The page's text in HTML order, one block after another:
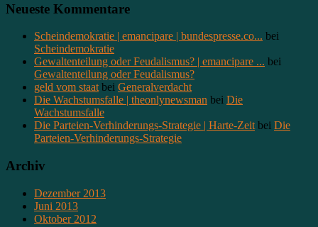
Neueste Kommentare
Scheindemokratie | emancipare | bundespresse.co... bei
Scheindemokratie
Gewaltenteilung oder Feudalismus? | emancipare ... bei
Gewaltenteilung oder Feudalismus?
geld vom staat bei Generalverdacht
Die Wachstumsfalle | theonlynewsman bei Die
Wachstumsfalle
Die Parteien-Verhinderungs-Strategie | Harte-Zeit bei Die
Parteien-Verhinderungs-Strategie
Archiv
Dezember 2013
Juni 2013
Oktober 2012